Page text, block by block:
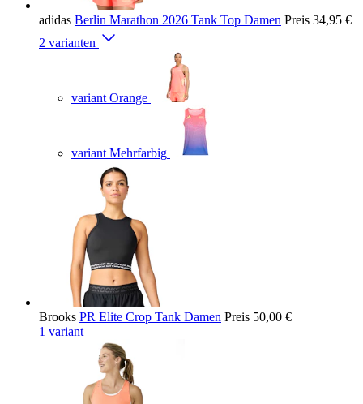
adidas Berlin Marathon 2026 Tank Top Damen Preis 34,95 €
2 varianten
variant Orange
variant Mehrfarbig
Brooks PR Elite Crop Tank Damen Preis 50,00 €
1 variant